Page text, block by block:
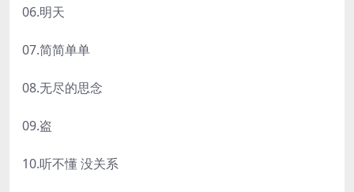
06.明天
07.简简单单
08.无尽的思念
09.盗
10.听不懂 没关系